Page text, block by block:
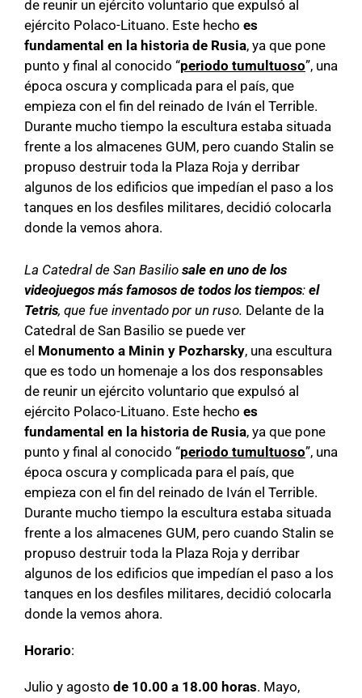
de reunir un ejército voluntario que expulsó al
ejército Polaco-Lituano. Este hecho es
fundamental en la historia de Rusia, ya que pone
punto y final al conocido “periodo tumultuoso”, una
época oscura y complicada para el país, que
empieza con el fin del reinado de Iván el Terrible.
Durante mucho tiempo la escultura estaba situada
frente a los almacenes GUM, pero cuando Stalin se
propuso destruir toda la Plaza Roja y derribar
algunos de los edificios que impedían el paso a los
tanques en los desfiles militares, decidió colocarla
donde la vemos ahora.
La Catedral de San Basilio sale en uno de los
videojuegos más famosos de todos los tiempos: el
Tetris, que fue inventado por un ruso. Delante de la
Catedral de San Basilio se puede ver
el Monumento a Minin y Pozharsky, una escultura
que es todo un homenaje a los dos responsables
de reunir un ejército voluntario que expulsó al
ejército Polaco-Lituano. Este hecho es
fundamental en la historia de Rusia, ya que pone
punto y final al conocido “periodo tumultuoso”, una
época oscura y complicada para el país, que
empieza con el fin del reinado de Iván el Terrible.
Durante mucho tiempo la escultura estaba situada
frente a los almacenes GUM, pero cuando Stalin se
propuso destruir toda la Plaza Roja y derribar
algunos de los edificios que impedían el paso a los
tanques en los desfiles militares, decidió colocarla
donde la vemos ahora.
Horario:
Julio y agosto de 10.00 a 18.00 horas. Mayo,